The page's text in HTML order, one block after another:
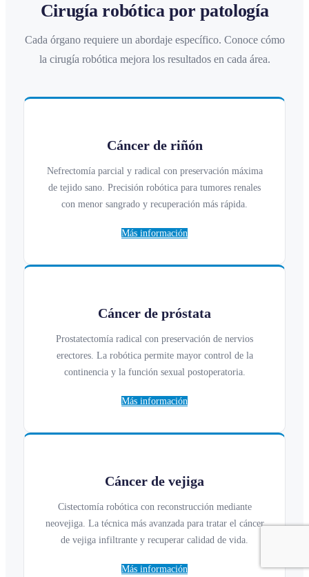
Cirugía robótica por patología
Cada órgano requiere un abordaje específico. Conoce cómo
la cirugía robótica mejora los resultados en cada área.
Cáncer de riñón
Nefrectomía parcial y radical con preservación máxima
de tejido sano. Precisión robótica para tumores renales
con menor sangrado y recuperación más rápida.
Más información
Cáncer de próstata
Prostatectomía radical con preservación de nervios
erectores. La robótica permite mayor control de la
continencia y la función sexual postoperatoria.
Más información
Cáncer de vejiga
Cistectomía robótica con reconstrucción mediante
neovejiga. La técnica más avanzada para tratar el cáncer
de vejiga infiltrante y recuperar calidad de vida.
Más información